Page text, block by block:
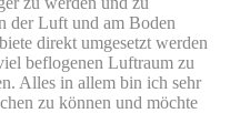
der Luft und am Boden
direkt umgesetzt werden
beflogenen Luftraum zu
Alles in allem bin ich sehr
zu können und möchte